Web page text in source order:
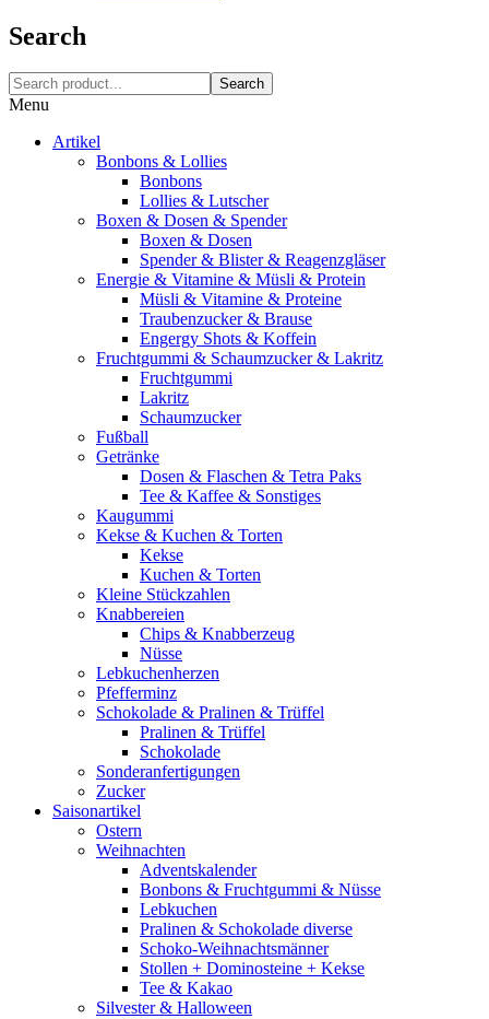
Search
Search
Menu
Artikel
Bonbons & Lollies
Bonbons
Lollies & Lutscher
Boxen & Dosen & Spender
Boxen & Dosen
Spender & Blister & Reagenzgläser
Energie & Vitamine & Müsli & Protein
Müsli & Vitamine & Proteine
Traubenzucker & Brause
Engergy Shots & Koffein
Fruchtgummi & Schaumzucker & Lakritz
Fruchtgummi
Lakritz
Schaumzucker
Fußball
Getränke
Dosen & Flaschen & Tetra Paks
Tee & Kaffee & Sonstiges
Kaugummi
Kekse & Kuchen & Torten
Kekse
Kuchen & Torten
Kleine Stückzahlen
Knabbereien
Chips & Knabberzeug
Nüsse
Lebkuchenherzen
Pfefferminz
Schokolade & Pralinen & Trüffel
Pralinen & Trüffel
Schokolade
Sonderanfertigungen
Zucker
Saisonartikel
Ostern
Weihnachten
Adventskalender
Bonbons & Fruchtgummi & Nüsse
Lebkuchen
Pralinen & Schokolade diverse
Schoko-Weihnachtsmänner
Stollen + Dominosteine + Kekse
Tee & Kakao
Silvester & Halloween